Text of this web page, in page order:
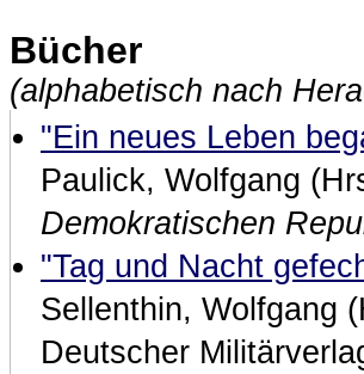
Bücher
(alphabetisch nach
"Ein neues Leben
Paulick, Wolfgang
Demokratischen
"Tag und Nacht
Sellenthin, Wolfgang
Deutscher